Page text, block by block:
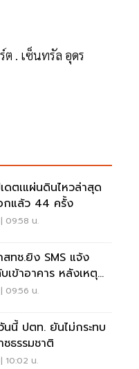
ต . เซ็นทรัล อุดร
ดตเแผ่นดินไหวล่าสุด
กแล้ว 44 ครั้ง
09:58 น.
ทช.ยิง SMS แจ้ง
เข้าอาคาร หลังเหตุ
09:56 น.
นนี้ ปตท. ยันไม่กระทบ
ธรรมชาติ
10:02 น.